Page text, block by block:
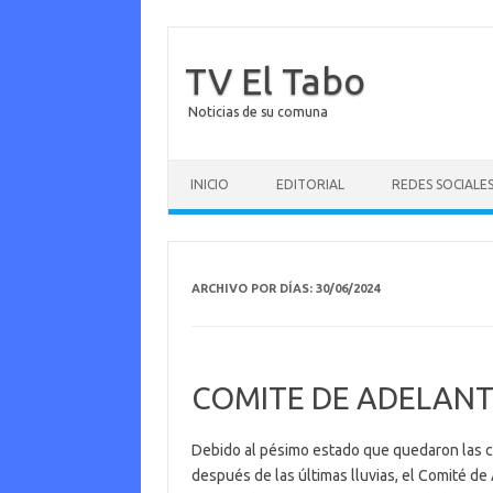
TV El Tabo
Noticias de su comuna
INICIO EDITORIAL REDES
ARCHIVO POR DÍAS: 30/06/2024
COMITE DE
Debido al pésimo estado que quedaron las
después de las últimas lluvias, el Comité